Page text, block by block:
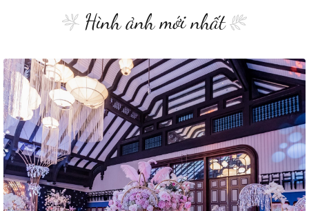
Hình ảnh mới nhất